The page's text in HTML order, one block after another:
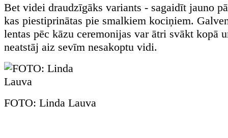
Bet videi draudzīgāks variants - sagaidīt jauno
kas piestiprinātas pie smalkiem kociņiem.
lentas pēc kāzu ceremonijas var ātri svākt kopā
neatstāj aiz sevīm nesakoptu vidi.
FOTO: Linda Lauva